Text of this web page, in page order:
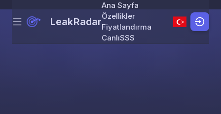
Skip to content
Menu LeakRadar
Ana Sayfa
Özellikler
Fiyatlandırma
CanlıSSS